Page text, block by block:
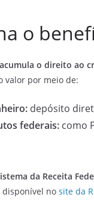
o
o direito ao
valor por meio de:
depósito
federais: como
da Receita
disponível no site da